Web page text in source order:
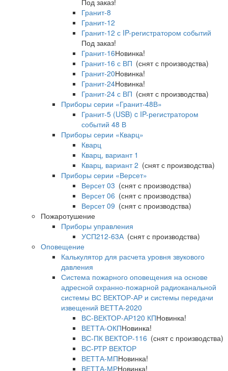
Под заказ!
Гранит-8
Гранит-12
Гранит-12 с IP-регистратором событий
Под заказ!
Гранит-16Новинка!
Гранит-16 с ВП (снят с производства)
Гранит-20Новинка!
Гранит-24Новинка!
Гранит-24 с ВП (снят с производства)
Приборы серии «Гранит-48В»
Гранит-5 (USB) c IP-регистратором
событий 48 В
Приборы серии «Кварц»
Кварц
Кварц, вариант 1
Кварц, вариант 2 (снят с производства)
Приборы серии «Версет»
Версет 03 (снят с производства)
Версет 06 (снят с производства)
Версет 09 (снят с производства)
Пожаротушение
Приборы управления
УСП212-63А(снят с производства)
Оповещение
Калькулятор для расчета уровня звукового
давления
Система пожарного оповещения на основе
адресной охранно-пожарной радиоканальной
системы ВС ВЕКТОР-АР и системы передачи
извещений ВЕТТА-2020
ВС-ВЕКТОР-АР120 КПНовинка!
ВЕТТА-ОКПНовинка!
ВС-ПК ВЕКТОР-116 (снят с производства)
ВС-РТР ВЕКТОР
ВЕТТА-МПНовинка!
ВЕТТА-МРНовинка!